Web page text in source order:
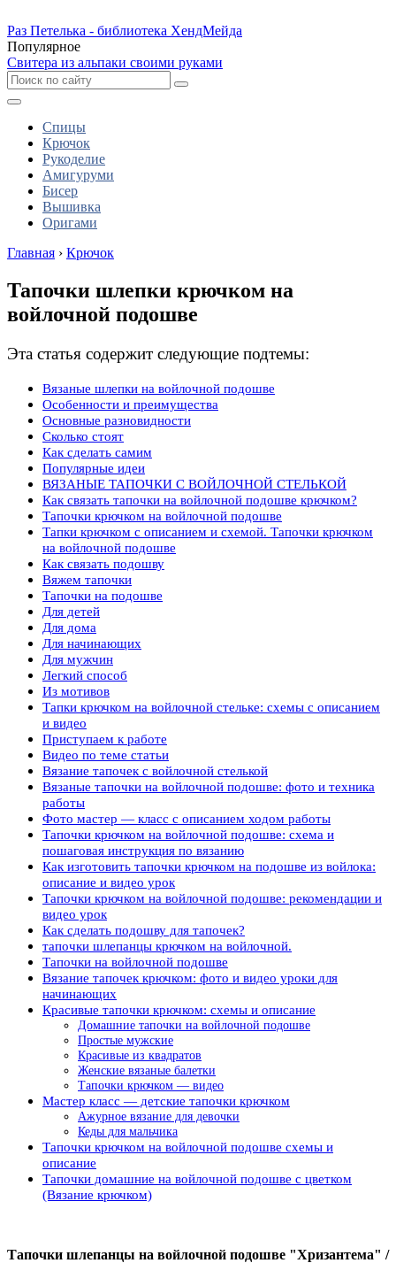
Раз Петелька - библиотека ХендМейда
Популярное
Свитера из альпаки своими руками
Спицы
Крючок
Рукоделие
Амигуруми
Бисер
Вышивка
Оригами
Главная › Крючок
Тапочки шлепки крючком на
войлочной подошве
Эта статья содержит следующие подтемы:
Вязаные шлепки на войлочной подошве
Особенности и преимущества
Основные разновидности
Сколько стоят
Как сделать самим
Популярные идеи
ВЯЗАНЫЕ ТАПОЧКИ С ВОЙЛОЧНОЙ СТЕЛЬКОЙ
Как связать тапочки на войлочной подошве крючком?
Тапочки крючком на войлочной подошве
Тапки крючком с описанием и схемой. Тапочки крючком
на войлочной подошве
Как связать подошву
Вяжем тапочки
Тапочки на подошве
Для детей
Для дома
Для начинающих
Для мужчин
Легкий способ
Из мотивов
Тапки крючком на войлочной стельке: схемы с описанием
и видео
Приступаем к работе
Видео по теме статьи
Вязание тапочек с войлочной стелькой
Вязаные тапочки на войлочной подошве: фото и техника
работы
Фото мастер — класс с описанием ходом работы
Тапочки крючком на войлочной подошве: схема и
пошаговая инструкция по вязанию
Как изготовить тапочки крючком на подошве из войлока:
описание и видео урок
Тапочки крючком на войлочной подошве: рекомендации и
видео урок
Как сделать подошву для тапочек?
тапочки шлепанцы крючком на войлочной.
Тапочки на войлочной подошве
Вязание тапочек крючком: фото и видео уроки для
начинающих
Красивые тапочки крючком: схемы и описание
Домашние тапочки на войлочной подошве
Простые мужские
Красивые из квадратов
Женские вязаные балетки
Тапочки крючком — видео
Мастер класс — детские тапочки крючком
Ажурное вязание для девочки
Кеды для мальчика
Тапочки крючком на войлочной подошве схемы и
описание
Тапочки домашние на войлочной подошве с цветком
(Вязание крючком)
Тапочки шлепанцы на войлочной подошве "Хризантема" /